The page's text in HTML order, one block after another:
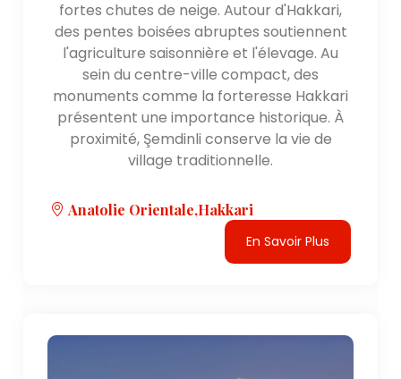
royaume arménien. Les ruines d'Ani sont un
spectacle impressionnant, avec des églises
anciennes, des palais et des fortifications qui
reflètent l'ancienne grandeur de la ville. Ani est
souvent appelée la "ville aux 1001 églises".
- Palais Ishak Pacha : situé près de la ville de
Doğubayazıt, le palais Ishak Pacha est un magnifique
exemple de l'architecture ottomane. Le palais
persans et arméniens et offre une vue panoramique
sur les montagnes et les plaines environnantes.
- Patrimoine arménien : l'Anatolie orientale possède
monastères qui reflètent cet héritage. L'église
fortes chutes de neige. Autour d'Hakkari,
des pentes boisées abruptes soutiennent
l'agriculture saisonnière et l'élevage. Au
sein du centre-ville compact, des
monuments comme la forteresse Hakkari
présentent une importance historique. À
proximité, Şemdinli conserve la vie de
village traditionnelle.
Anatolie Orientale,Hakkari
En Savoir Plus